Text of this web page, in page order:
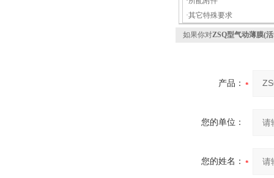
·其它特殊要求
如果你对ZSQ型气动薄膜(
产品：
您的单位：
您的姓名：